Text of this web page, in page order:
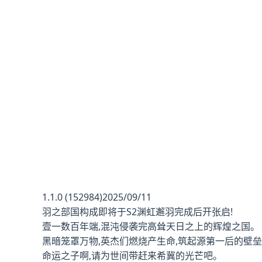
1.1.0 (152984)2025/09/11
羽之部国构成即将于S2渊虹邂羽完成后开张启!
壹一数百年端,混沌侵袭完高耸天日之上的辉煌之国。
黑暗笼罩万物,英杰们燃烧产生命,筑起源第一后的壁
命运之子啊,请为世间带赶来希冀的光芒吧。